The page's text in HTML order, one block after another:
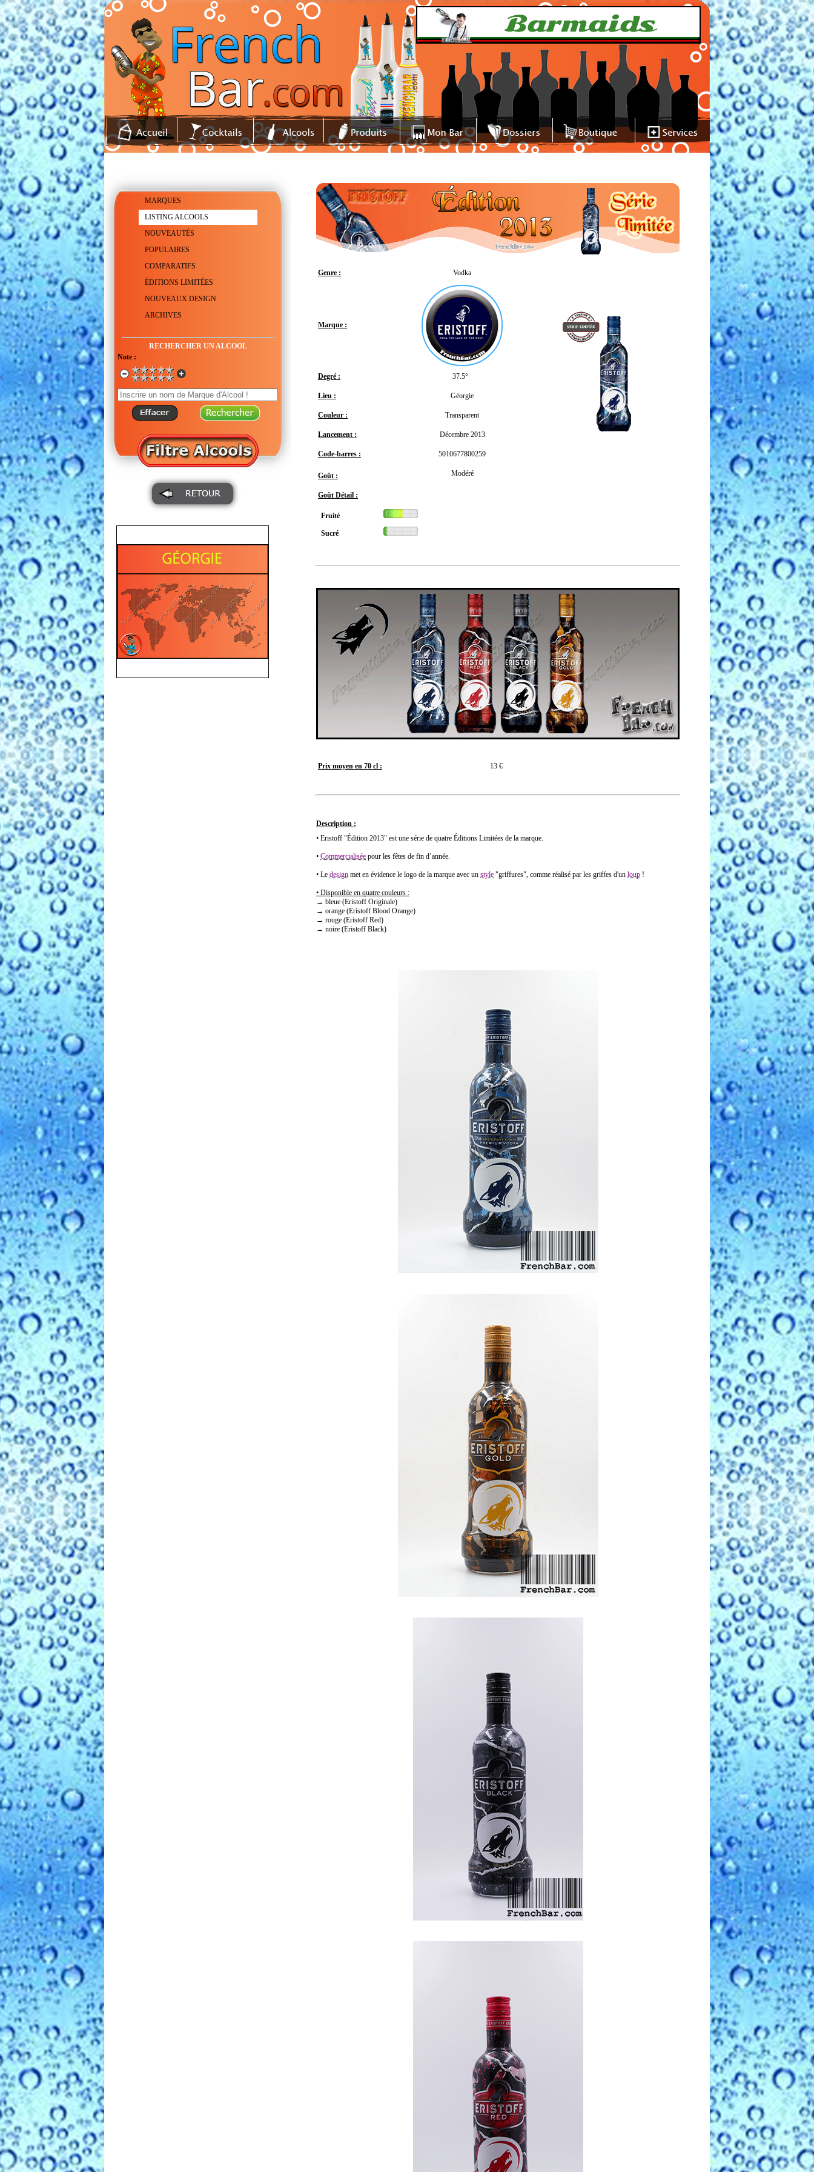
MARQUES
LISTING ALCOOLS
NOUVEAUTÉS
POPULAIRES
COMPARATIFS
ÉDITIONS LIMITÉES
NOUVEAUX DESIGN
ARCHIVES
RECHERCHER UN ALCOOL
Note :
Genre : Vodka
Marque :
Degré : 37.5°
Lieu : Géorgie
Couleur : Transparent
Lancement : Décembre 2013
Code-barres : 5010677800259
Goût : Modéré
Goût Détail :
Fruité
Sucré
Prix moyen en 70 cl : 13 €
Description :
• Eristoff "Édition 2013" est une série de quatre Éditions Limitées de la marque.
• Commercialisée pour les fêtes de fin d’année.
• Le design met en évidence le logo de la marque avec un style "griffures", comme réalisé par les griffes d'un loup !
• Disponible en quatre couleurs :
→ bleue (Eristoff Originale)
→ orange (Eristoff Blood Orange)
→ rouge (Eristoff Red)
→ noire (Eristoff Black)